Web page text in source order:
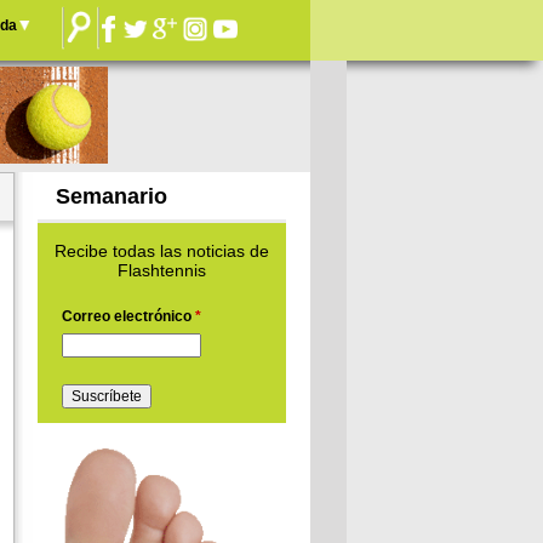
Semanario
Recibe todas las noticias de
Flashtennis
Correo electrónico *